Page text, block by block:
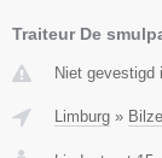
Traiteur De
Niet gevestigd
Limburg »